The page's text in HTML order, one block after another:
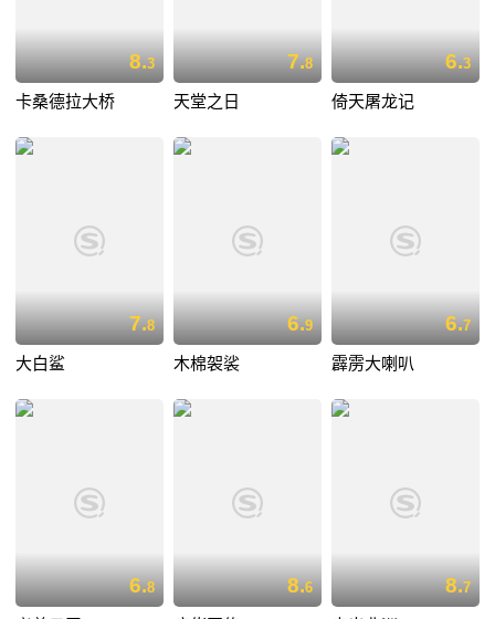
8.3
卡桑德拉大桥
7.8
天堂之日
6.3
倚天屠龙记
7.8
大白鲨
6.9
木棉袈裟
6.7
霹雳大喇叭
6.8 8.6 8.7